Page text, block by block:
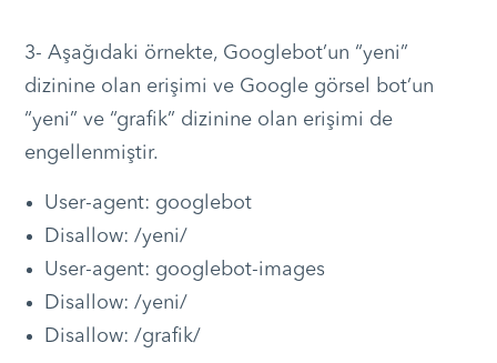
3- Aşağıdaki örnekte, Googlebot’un “yeni”
dizinine olan erişimi ve Google görsel bot’un
“yeni” ve “grafik” dizinine olan erişimi de
engellenmiştir.
User-agent: googlebot
Disallow: /yeni/
User-agent: googlebot-images
Disallow: /yeni/
Disallow: /grafik/